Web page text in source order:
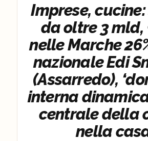
Imprese,
da oltre 3 mld,
nelle Marche
nazionale Edi
(Assarredo),
interna
centrale della
nella